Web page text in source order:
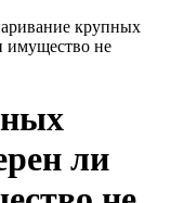
крупных
имущество не
ли